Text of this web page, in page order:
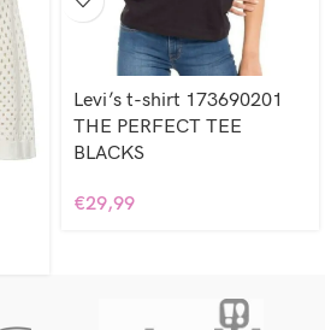
Levi’s t-shirt 173690201
THE PERFECT TEE
BLACKS
€29,99